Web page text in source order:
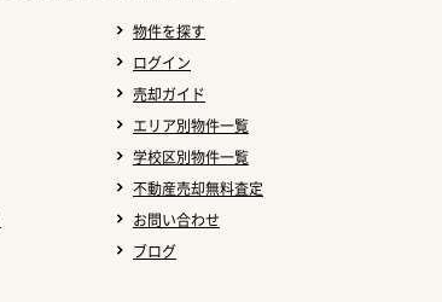
物件を探す
ログイン
売却ガイド
エリア別物件一覧
学校区別物件一覧
不動産売却無料査定
お問い合わせ
ブログ